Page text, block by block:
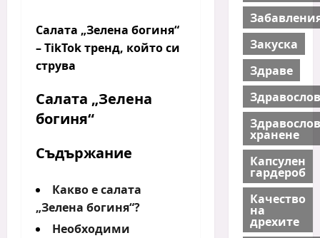
Салата „Зелена богиня“
– TikTok тренд, който си
струва
Салата „Зелена
богиня“
Съдържание
Какво е салата
„Зелена богиня“?
Необходими
Закуска
Здраве
хранене
Капсулен
гардероб
Качество
на
дрехите